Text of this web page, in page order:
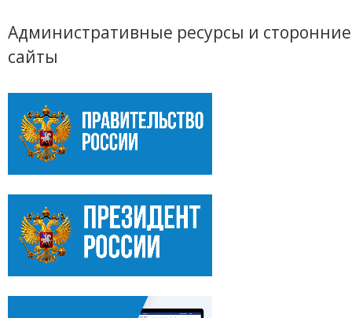
Административные ресурсы и сторонние
сайты